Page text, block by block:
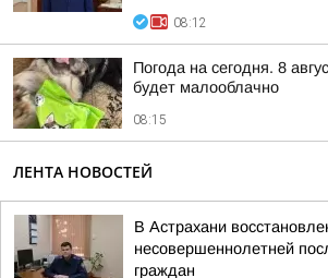
08:12
Погода на сегодня. 8
будет малооблачно
08:15
ЛЕНТА НОВОСТЕЙ
В Астрахани
несовершеннолетней
граждан